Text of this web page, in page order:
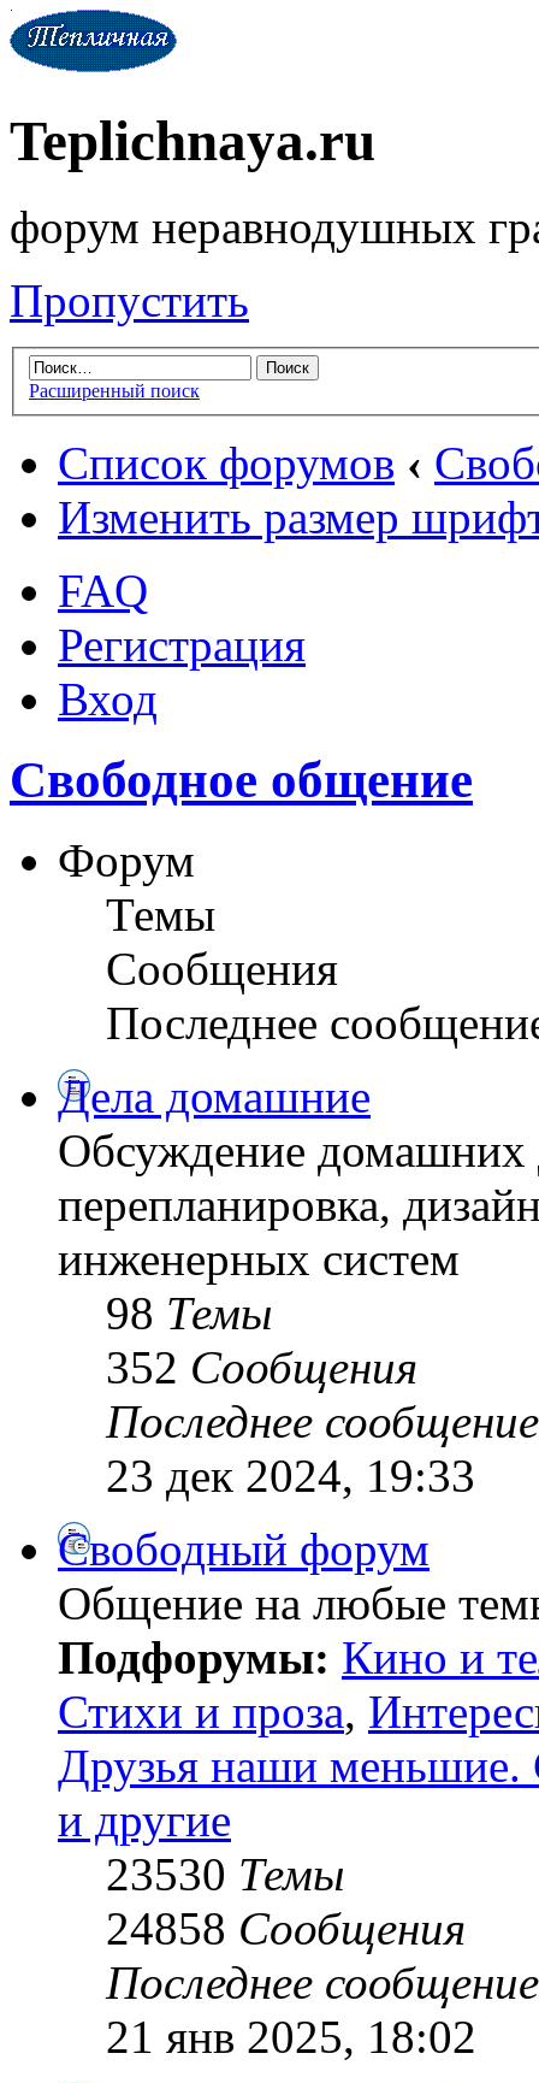
Teplichnaya.ru
форум неравнодушных
Пропустить
Расширенный поиск
Список форумов ‹
Изменить размер
FAQ
Регистрация
Вход
Свободное общение
Форум
Темы
Сообщения
Последнее
Дела домашние
Обсуждение домашних
перепланировка,
инженерных систем
98 Темы
352 Сообщения
Последнее сообщение
23 дек 2024, 19:33
Свободный форум
Общение на любые
Подфорумы: Кино и
Стихи и проза,
Друзья наши меньшие.
и другие
23530 Темы
24858 Сообщения
Последнее сообщение
21 янв 2025, 18:02